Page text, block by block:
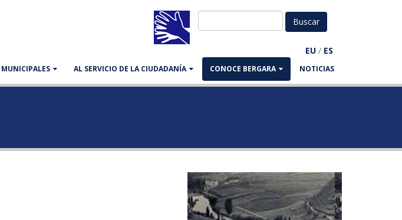
EU / ES
MUNICIPALES AL SERVICIO DE LA CIUDADANÍA CONOCE BERGARA NOTICIAS